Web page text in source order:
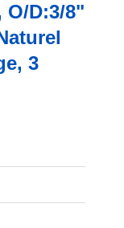
O/D:3/8"
3